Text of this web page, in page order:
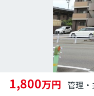
1,800万円 管理